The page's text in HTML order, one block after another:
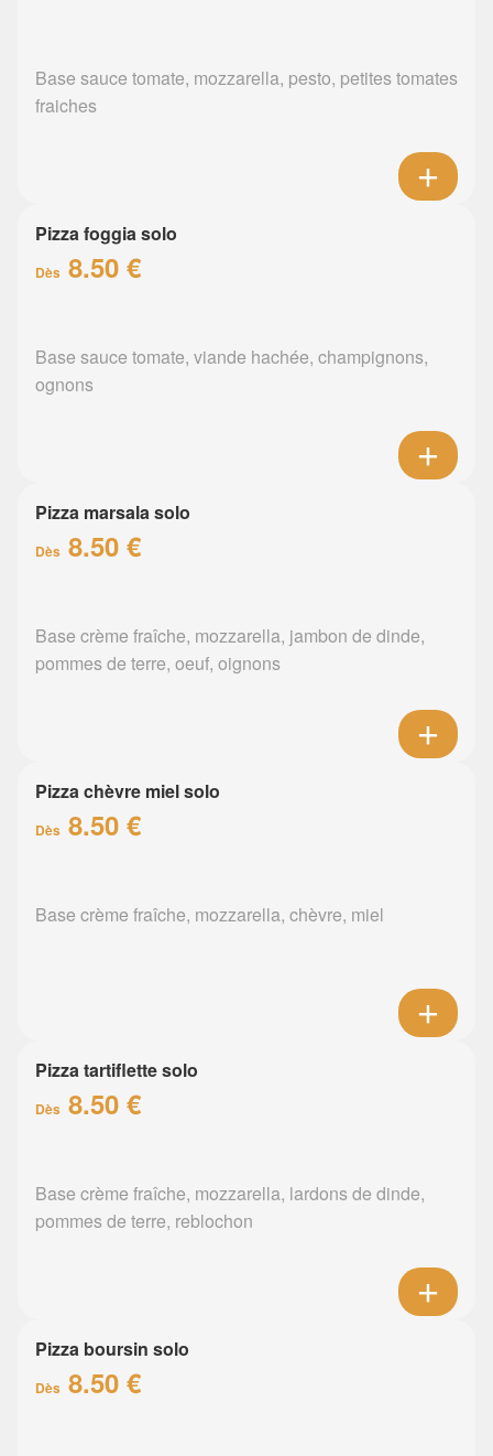
Base sauce tomate, mozzarella, pesto, petites tomates
fraiches
Pizza foggia solo
Dès 8.50 €
Base sauce tomate, viande hachée, champignons,
ognons
Pizza marsala solo
Dès 8.50 €
Base crème fraîche, mozzarella, jambon de dinde,
pommes de terre, oeuf, oignons
Pizza chèvre miel solo
Dès 8.50 €
Base crème fraîche, mozzarella, chèvre, miel
Pizza tartiflette solo
Dès 8.50 €
Base crème fraîche, mozzarella, lardons de dinde,
pommes de terre, reblochon
Pizza boursin solo
Dès 8.50 €